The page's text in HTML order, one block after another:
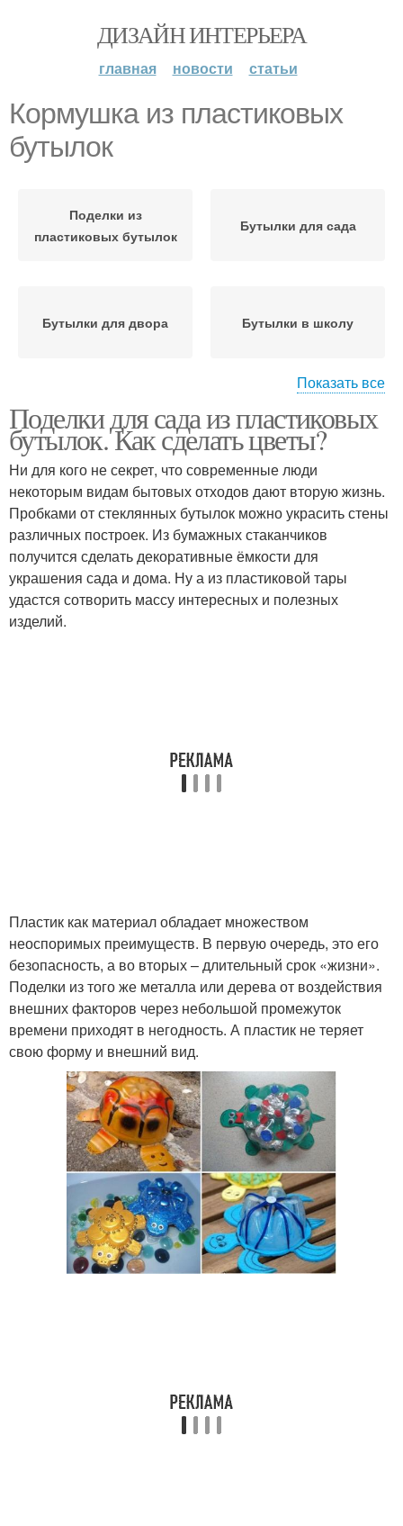
ДИЗАЙН ИНТЕРЬЕРА
главная новости статьи
Кормушка из пластиковых
бутылок
Поделки из
пластиковых бутылок
Бутылки для сада
Бутылки для двора Бутылки в школу
Игрушки из бутылок
бутылок
Изделия из
пластиковых бутылок
Бутылки для кошки
Сад из пластиковых
Показать все
Поделки для сада из пластиковых
бутылок. Как сделать цветы?
Ни для кого не секрет, что современные люди
некоторым видам бытовых отходов дают вторую жизнь.
Пробками от стеклянных бутылок можно украсить стены
различных построек. Из бумажных стаканчиков
получится сделать декоративные ёмкости для
украшения сада и дома. Ну а из пластиковой тары
удастся сотворить массу интересных и полезных
изделий.
Пластик как материал обладает множеством
неоспоримых преимуществ. В первую очередь, это его
безопасность, а во вторых – длительный срок «жизни».
Поделки из того же металла или дерева от воздействия
внешних факторов через небольшой промежуток
времени приходят в негодность. А пластик не теряет
свою форму и внешний вид.